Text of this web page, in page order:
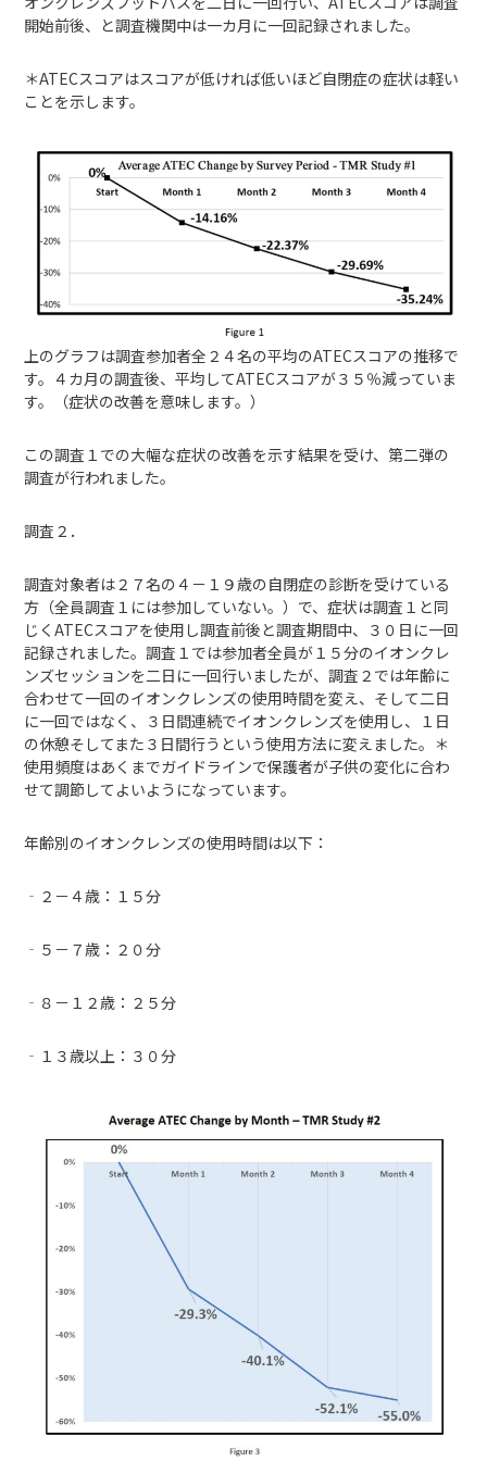
開始前後、と調査機関中は一カ月に一回記録されました。
＊ATECスコアはスコアが低ければ低いほど自閉症の症状は軽い
ことを示します。
上のグラフは調査参加者全２４名の平均のATECスコアの推移で
す。４カ月の調査後、平均してATECスコアが３５％減っていま
す。（症状の改善を意味します。）
この調査１での大幅な症状の改善を示す結果を受け、第二弾の
調査が行われました。
調査２．
調査対象者は２７名の４－１９歳の自閉症の診断を受けている
方（全員調査１には参加していない。）で、症状は調査１と同
じくATECスコアを使用し調査前後と調査期間中、３０日に一回
記録されました。調査１では参加者全員が１５分のイオンクレ
ンズセッションを二日に一回行いましたが、調査２では年齢に
合わせて一回のイオンクレンズの使用時間を変え、そして二日
に一回ではなく、３日間連続でイオンクレンズを使用し、１日
の休憩そしてまた３日間行うという使用方法に変えました。＊
使用頻度はあくまでガイドラインで保護者が子供の変化に合わ
せて調節してよいようになっています。
年齢別のイオンクレンズの使用時間は以下：
‐２－４歳：１５分
‐５－７歳：２０分
‐８－１２歳：２５分
‐１３歳以上：３０分